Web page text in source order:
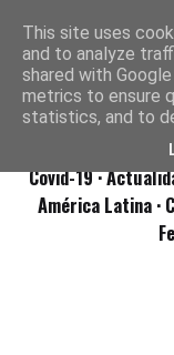
Covid-19·
América Latina ·
This site uses
and to analyze
shared with
metrics to ensure
statistics, and to